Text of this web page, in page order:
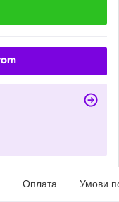
Оплата Умови